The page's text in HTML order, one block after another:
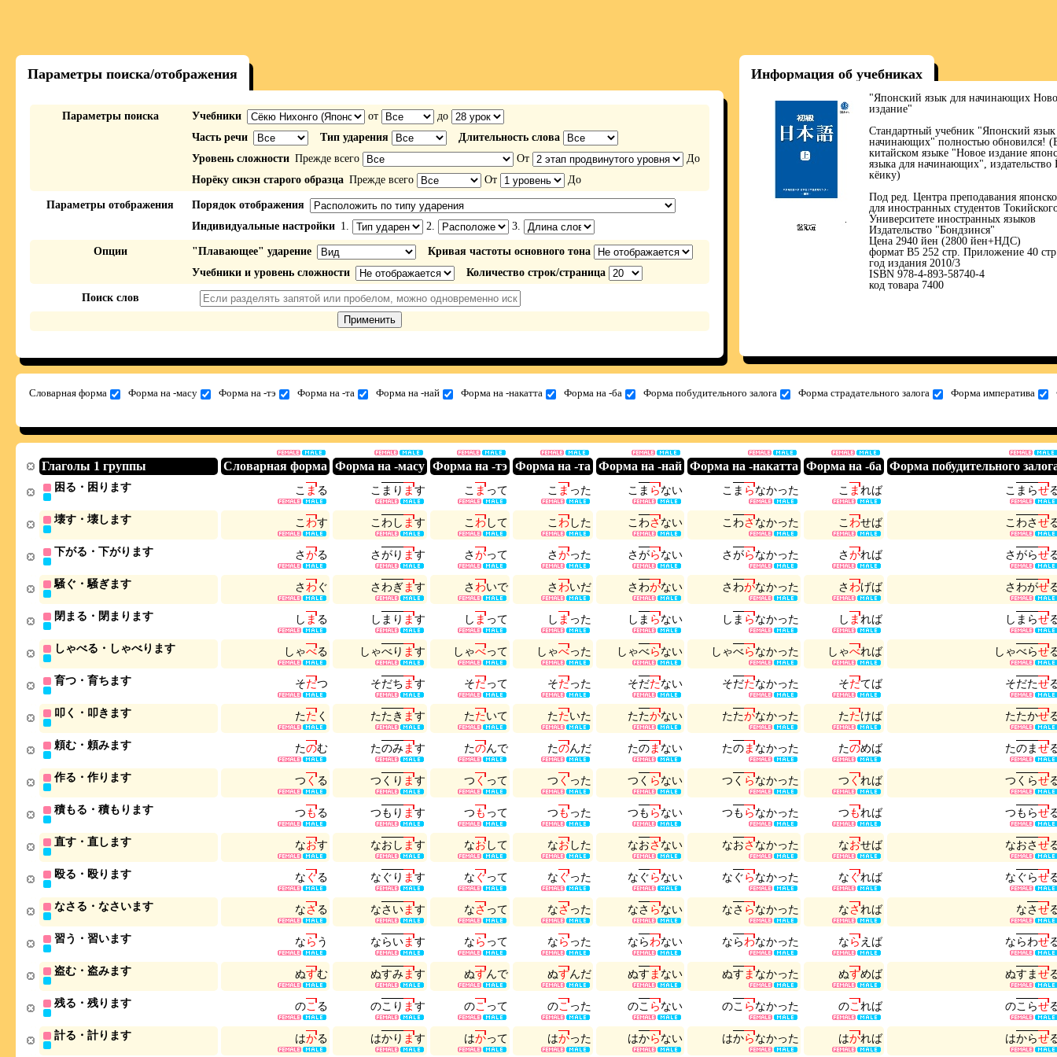
Параметры поиска/отображения
Параметры поиска Учебники от
до
Часть речи
Тип ударения
Длительность слова
Уровень сложности Прежде всего От
До
Норёку сикэн старого образца Прежде всего От До
Параметры отображения
Порядок отображения
Индивидуальные настройки 1. 2. 3.
Опции "Плавающее" ударение
Кривая частоты основного тона
Учебники и уровень сложности
Количество строк/страница
Поиск слов
Информация об учебниках
"Японский язык для начинающих
издание"
Стандартный учебник "Японский язык
начинающих" полностью обновился!
китайском языке "Новое издание
языка для начинающих", издательство
кёику)
Под ред. Центра преподавания
для иностранных студентов
Университете иностранных языков
Издательство "Бондзинся"
Цена 2940 йен (2800 йен+НДС)
формат В5 252 стр. Приложение 40
год издания 2010/3
ISBN 978-4-893-58740-4
код товара 7400
Словарная форма Форма на -масу Форма на -тэ Форма на -та Форма на -най Форма на -накатта Форма на -ба Форма побудительного залога Форма страдательного залога Форма императива
Глаголы 1 группы Словарная форма Форма на -масу Форма на -тэ Форма на -та Форма на -най Форма на -накатта Форма на -ба Форма побудительного
困る・困ります こ まる こ ま り ます こ まって こ まった こ ま らない こ ま らなかった こ まれば こ ま らせ
壊す・壊します こ わす こ わ し ます こ わして こ わした こ わさない こ わさなかった こ わせば こ わさせ
下がる・下がります さがる さがり ます さがって さがった さがらない さがらなかった さがれば さがらせ
騒ぐ・騒ぎます さ わぐ さ わぎます さ わいで さ わいだ さ わがない さ わがなかった さ わげば さ わがせ
閉まる・閉まります し まる し ま り ます し まって し まった し ま らない し ま らなかった し まれば し ま らせ
しゃべる・しゃべります し ゃべる し ゃべり ます し ゃべって し ゃべった し ゃべらない し ゃべらなかった し ゃべれば し ゃべらせ
育つ・育ちます そだつ そだち ます そだって そだった そだたない そだたなかった そだてば そだたせ
叩く・叩きます たたく たたき ます たたいて たたいた たたかない たたかなかった たたけば たたかせ
頼む・頼みます たのむ たのみます たのんで たのんだ たのまない たのまなかった たのめば たのませ
作る・作ります つ くる つ く り ます つ くって つ くった つ く らない つ く らなかった つ くれば つ く らせ
積もる・積もります つもる つも り ます つもって つもった つも らない つも らなかった つもれば つも らせ
直す・直します なおす なお し ます なおして なおした なおさない なおさなかった なおせば なおさせ
殴る・殴ります な ぐる な ぐ り ます な ぐって な ぐった な ぐらない な ぐらなかった な ぐれば な ぐらせ
なさる・なさいます なさる なさ います なさって なさった なさ らない なさ らなかった なされば なさせ
習う・習います ならう ならいます ならって ならった ならわない ならわなかった ならえ ば ならわせ
盗む・盗みます ぬすむ ぬすみます ぬすんで ぬすんだ ぬす まない ぬす まなかった ぬすめば ぬす ませ
残る・残ります のこる のこ り ます のこって のこった のこ らない のこ らなかった のこれば のこ らせ
計る・計ります はかる はかり ます はかって はかった はからない はからなかった はかれば はからせ